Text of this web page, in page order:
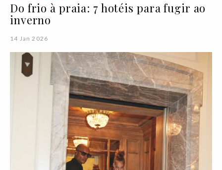
Do frio à praia: 7 hotéis para fugir ao
inverno
14 Jan 2026